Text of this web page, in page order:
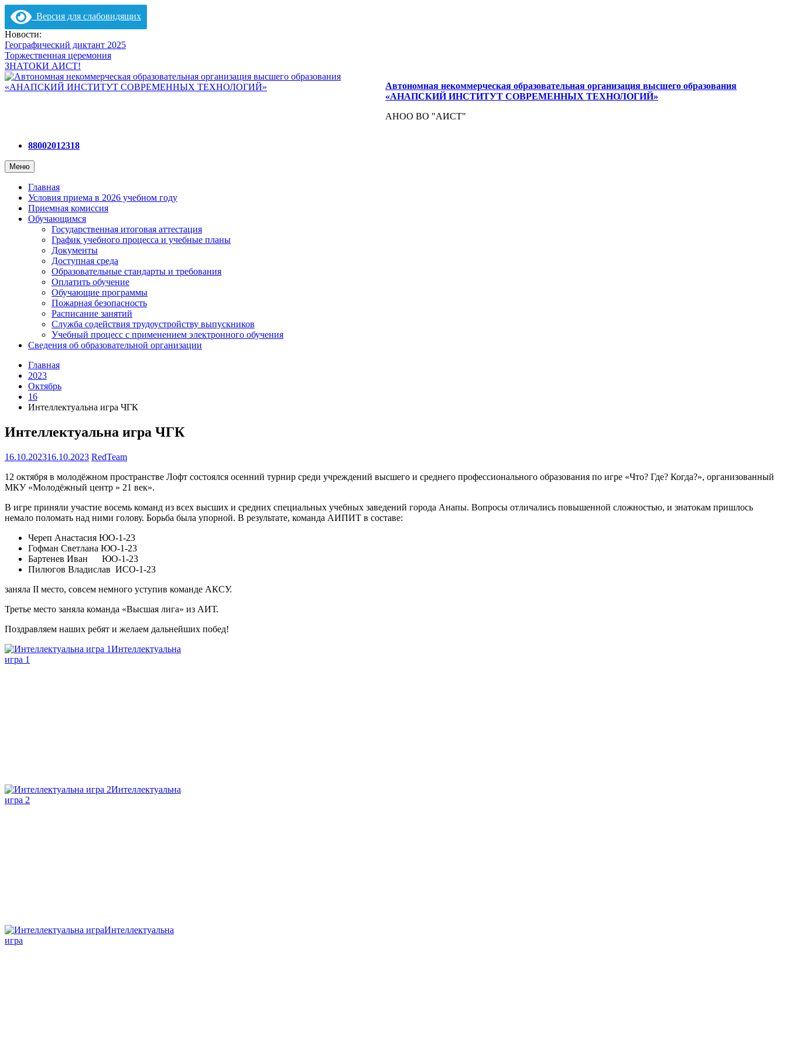
Версия для слабовидящих
Перейти
к
содержимому
Новости:
Географический диктант 2025
Торжественная церемония
ЗНАТОКИ АИСТ!
Автономная некоммерческая образовательная организация высшего образования
«АНАПСКИЙ ИНСТИТУТ СОВРЕМЕННЫХ ТЕХНОЛОГИЙ»
АНОО ВО "АИСТ"
88002012318
Меню
Главная
Условия приема в 2026 учебном году
Приемная комиссия
Обучающимся
Государственная итоговая аттестация
График учебного процесса и учебные планы
Документы
Доступная среда
Образовательные стандарты и требования
Оплатить обучение
Обучающие программы
Пожарная безопасность
Расписание занятий
Служба содействия трудоустройству выпускников
Учебный процесс с применением электронного обучения
Сведения об образовательной организации
Главная
2023
Октябрь
16
Интеллектуальна игра ЧГК
Интеллектуальна игра ЧГК
16.10.202316.10.2023 RedTeam
12 октября в молодёжном пространстве Лофт состоялся осенний турнир среди учреждений высшего и среднего профессионального образования по игре «Что? Где? Когда?», организованный
МКУ «Молодёжный центр » 21 век».
В игре приняли участие восемь команд из всех высших и средних специальных учебных заведений города Анапы. Вопросы отличались повышенной сложностью, и знатокам пришлось
немало поломать над ними голову. Борьба была упорной. В результате, команда АИПИТ в составе:
Череп Анастасия ЮО-1-23
Гофман Светлана ЮО-1-23
Бартенев Иван ЮО-1-23
Пилюгов Владислав ИСО-1-23
заняла II место, совсем немного уступив команде АКСУ.
Третье место заняла команда «Высшая лига» из АИТ.
Поздравляем наших ребят и желаем дальнейших побед!
Интеллектуальна
игра 1
Интеллектуальна
игра 2
Интеллектуальна
игра